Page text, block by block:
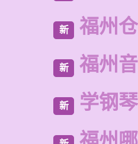
新 福州
新 福州
新 学钢